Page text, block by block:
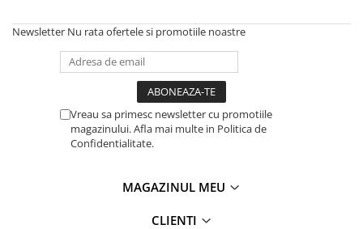
Newsletter Nu rata ofertele si promotiile noastre
Vreau sa primesc newsletter cu promotiile
magazinului. Afla mai multe in Politica de
Confidentialitate.
MAGAZINUL MEU
CLIENTI